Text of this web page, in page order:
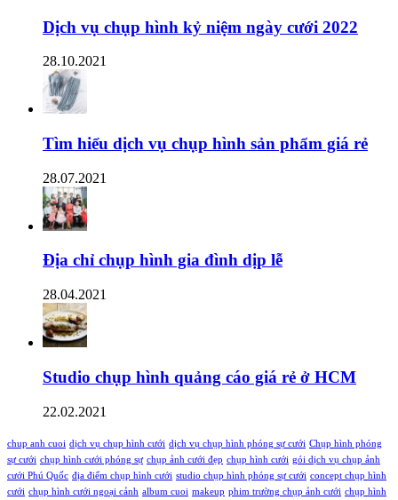
Dịch vụ chụp hình kỷ niệm ngày cưới 2022
28.10.2021
Tìm hiểu dịch vụ chụp hình sản phẩm giá rẻ
28.07.2021
Địa chỉ chụp hình gia đình dịp lễ
28.04.2021
Studio chụp hình quảng cáo giá rẻ ở HCM
22.02.2021
chup anh cuoi dịch vụ chụp hình cưới dịch vụ chụp hình phóng sự cưới Chụp hình phóng
sự cưới chụp hình cưới phóng sự chụp ảnh cưới đẹp chụp hình cưới gói dịch vụ chụp ảnh
cưới Phú Quốc địa điểm chụp hình cưới studio chụp hình phóng sự cưới concept chụp hình
cưới chụp hình cưới ngoại cảnh album cuoi makeup phim trường chụp ảnh cưới chụp hình